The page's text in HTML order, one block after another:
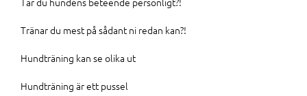
Tränar du mest på sådant ni redan kan?!
Hundträning kan se olika ut
Hundträning är ett pussel